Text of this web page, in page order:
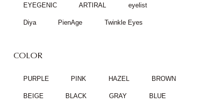
EYEGENIC ARTIRAL eyelist
Diya PienAge Twinkle Eyes
COLOR
PURPLE PINK HAZEL BROWN
BEIGE BLACK GRAY BLUE